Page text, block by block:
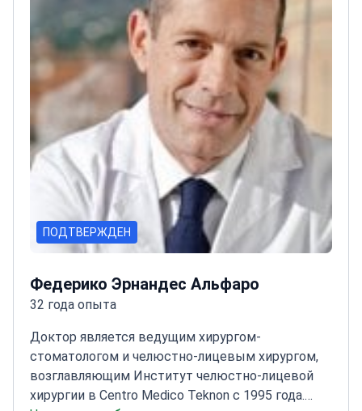
ПОДТВЕРЖДЕН
Федерико Эрнандес Альфаро
32 года опыта
Доктор является ведущим хирургом-
стоматологом и челюстно-лицевым хирургом,
возглавляющим Институт челюстно-лицевой
хирургии в Centro Medico Teknon с 1995 года.